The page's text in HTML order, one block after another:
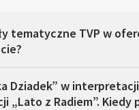
tematyczne TVP w
Dziadek” w
„Lato z Radiem”. Kiedy